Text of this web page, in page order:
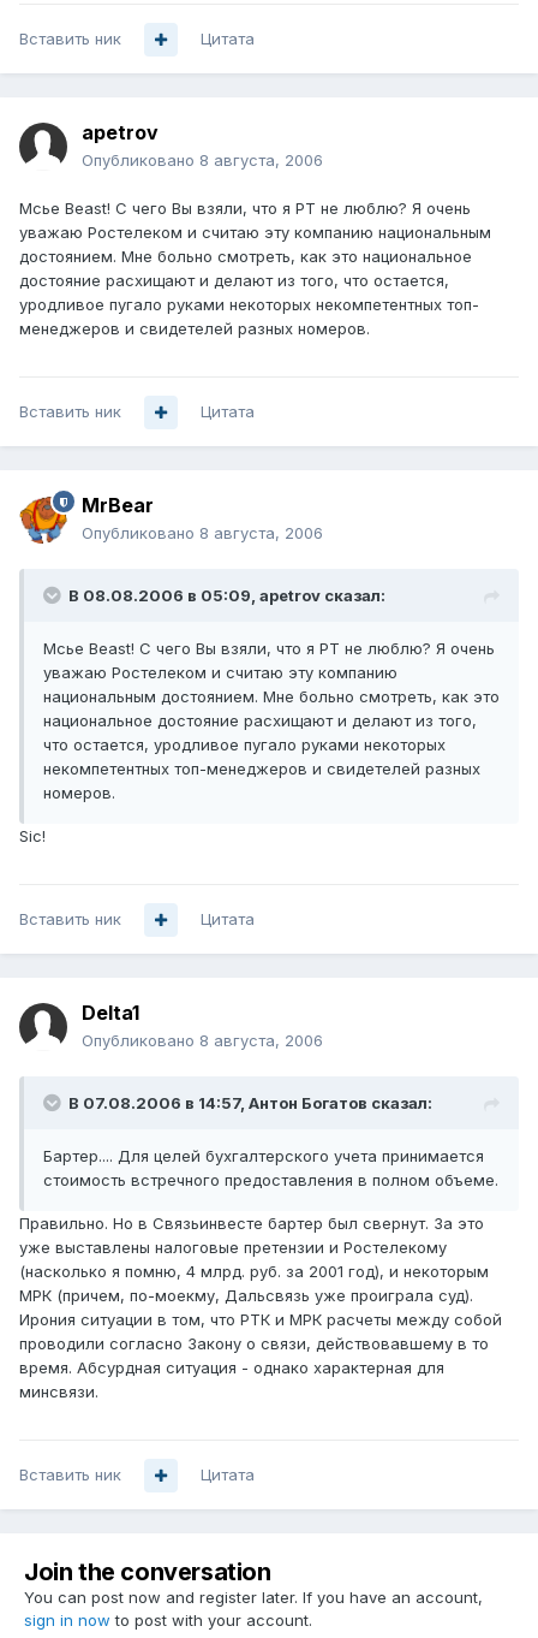
Вставить ник Цитата
apetrov
Опубликовано 8 августа, 2006
Мсье Beast! С чего Вы взяли, что я РТ не люблю? Я очень
уважаю Ростелеком и считаю эту компанию национальным
достоянием. Мне больно смотреть, как это национальное
достояние расхищают и делают из того, что остается,
уродливое пугало руками некоторых некомпетентных топ-
менеджеров и свидетелей разных номеров.
Вставить ник Цитата
MrBear
Опубликовано 8 августа, 2006
В 08.08.2006 в 05:09, apetrov сказал:
Мсье Beast! С чего Вы взяли, что я РТ не люблю? Я очень
уважаю Ростелеком и считаю эту компанию
национальным достоянием. Мне больно смотреть, как это
национальное достояние расхищают и делают из того,
что остается, уродливое пугало руками некоторых
некомпетентных топ-менеджеров и свидетелей разных
номеров.
Sic!
Вставить ник Цитата
Delta1
Опубликовано 8 августа, 2006
В 07.08.2006 в 14:57, Антон Богатов сказал:
Бартер.... Для целей бухгалтерского учета принимается
стоимость встречного предоставления в полном объеме.
Правильно. Но в Связьинвесте бартер был свернут. За это
уже выставлены налоговые претензии и Ростелекому
(насколько я помню, 4 млрд. руб. за 2001 год), и некоторым
МРК (причем, по-моекму, Дальсвязь уже проиграла суд).
Ирония ситуации в том, что РТК и МРК расчеты между собой
проводили согласно Закону о связи, действовавшему в то
время. Абсурдная ситуация - однако характерная для
минсвязи.
Вставить ник Цитата
Join the conversation
You can post now and register later. If you have an account,
sign in now to post with your account.